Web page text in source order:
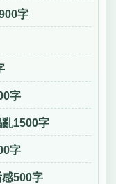
字
字
1500字
字
500字